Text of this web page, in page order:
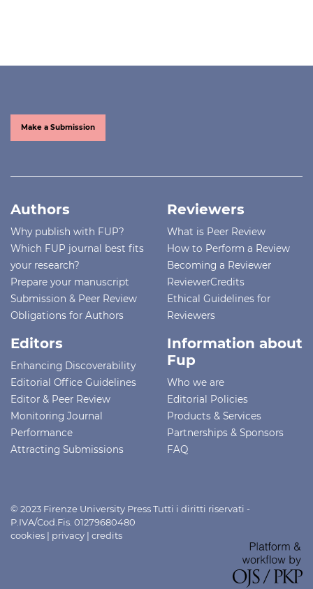
Make a Submission
Authors
Why publish with FUP?
Which FUP journal best fits
your research?
Prepare your manuscript
Submission & Peer Review
Obligations for Authors
Reviewers
What is Peer Review
How to Perform a Review
Becoming a Reviewer
ReviewerCredits
Ethical Guidelines for
Reviewers
Editors
Enhancing Discoverability
Editorial Office Guidelines
Editor & Peer Review
Monitoring Journal
Performance
Attracting Submissions
Information about
Fup
Who we are
Editorial Policies
Products & Services
Partnerships & Sponsors
FAQ
© 2023 Firenze University Press Tutti i diritti riservati -
P.IVA/Cod.Fis. 01279680480
cookies | privacy | credits